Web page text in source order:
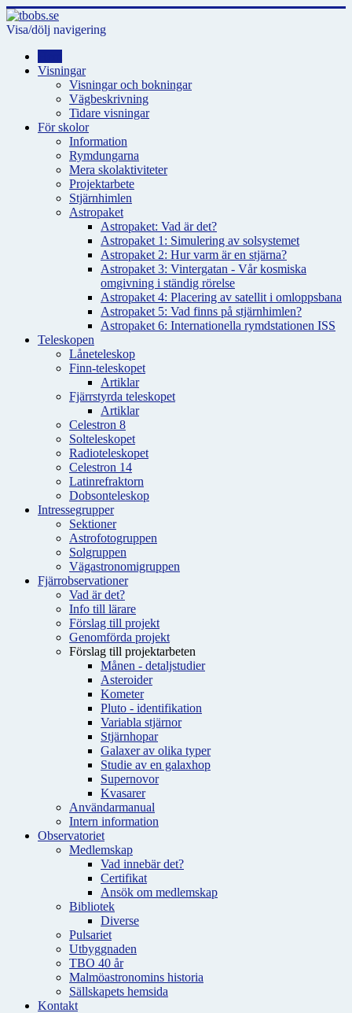
Visa/dölj navigering
Visningar
Visningar och bokningar
Vägbeskrivning
Tidare visningar
För skolor
Information
Rymdungarna
Mera skolaktiviteter
Projektarbete
Stjärnhimlen
Astropaket
Astropaket: Vad är det?
Astropaket 1: Simulering av solsystemet
Astropaket 2: Hur varm är en stjärna?
Astropaket 3: Vintergatan - Vår kosmiska
omgivning i ständig rörelse
Astropaket 4: Placering av satellit i omloppsbana
Astropaket 5: Vad finns på stjärnhimlen?
Astropaket 6: Internationella rymdstationen ISS
Teleskopen
Låneteleskop
Finn-teleskopet
Artiklar
Fjärrstyrda teleskopet
Artiklar
Celestron 8
Solteleskopet
Radioteleskopet
Celestron 14
Latinrefraktorn
Dobsonteleskop
Intressegrupper
Sektioner
Astrofotogruppen
Solgruppen
Vägastronomigruppen
Fjärrobservationer
Vad är det?
Info till lärare
Förslag till projekt
Genomförda projekt
Förslag till projektarbeten
Månen - detaljstudier
Asteroider
Kometer
Pluto - identifikation
Variabla stjärnor
Stjärnhopar
Galaxer av olika typer
Studie av en galaxhop
Supernovor
Kvasarer
Användarmanual
Intern information
Observatoriet
Medlemskap
Vad innebär det?
Certifikat
Ansök om medlemskap
Bibliotek
Diverse
Pulsariet
Utbyggnaden
TBO 40 år
Malmöastronomins historia
Sällskapets hemsida
Kontakt